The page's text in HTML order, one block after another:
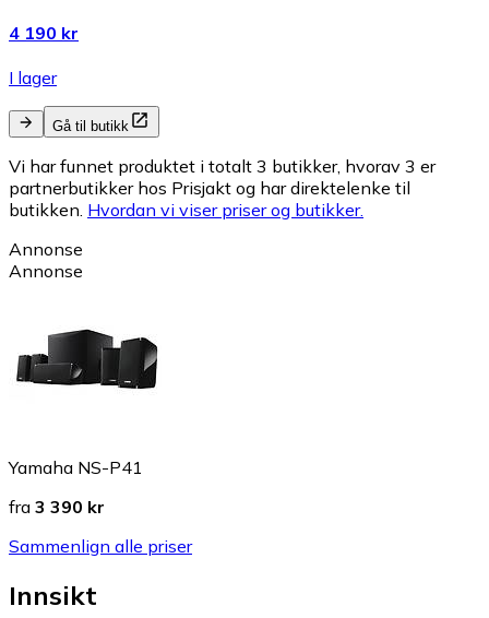
4 190 kr
I lager
Gå til butikk
Vi har funnet produktet i totalt 3 butikker, hvorav 3 er
partnerbutikker hos Prisjakt og har direktelenke til
butikken. Hvordan vi viser priser og butikker.
Annonse
Annonse
Yamaha NS-P41
fra 3 390 kr
Sammenlign alle priser
Innsikt